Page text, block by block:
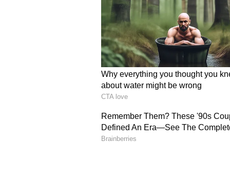
Image Credit :
ஆனால் பாரதிய ஜனதா
எங்கிருந்து வந்தார்.
ஜனதா கட்சியை ஒப்படைத்ததன்
வெற்றி பெற முடியாத
அனைவரையும் தோல்வி